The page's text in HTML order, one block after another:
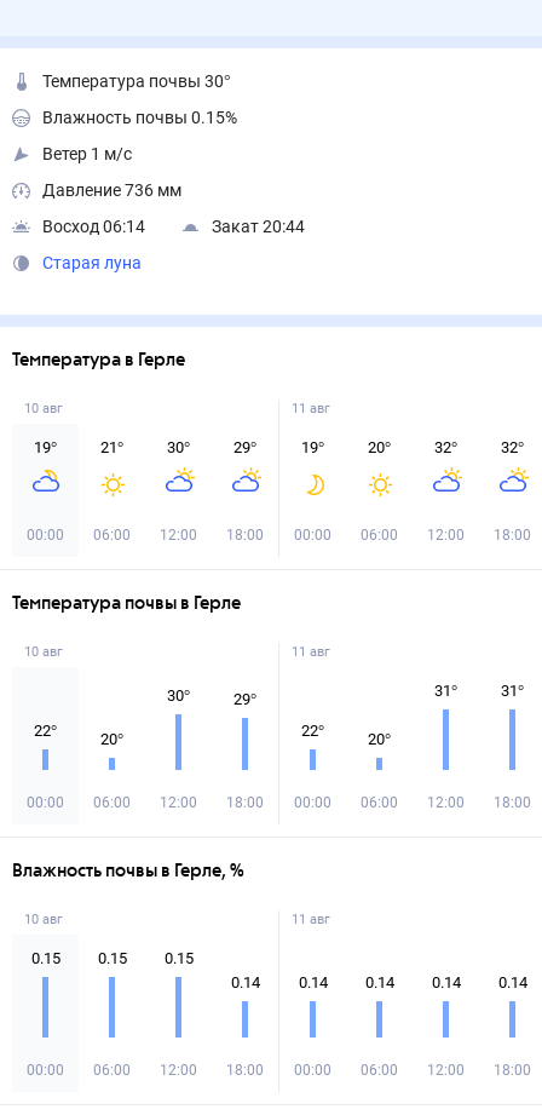
Температура почвы 30°
Влажность почвы 0.15%
Ветер 1 м/с
Давление 736 мм
Восход 06:14
Закат 20:44
Старая луна
Температура в Герле
10 авг
19°
00:00
21°
06:00
30°
12:00
29°
18:00
11 авг
19°
00:00
20°
06:00
32°
12:00
32°
18:00
Температура почвы в Герле
10 авг
22°
00:00
20°
06:00
30°
12:00
29°
18:00
11 авг
22°
00:00
20°
06:00
31°
12:00
31°
18:00
Влажность почвы в Герле, %
10 авг
0.15
00:00
0.15
06:00
0.15
12:00
0.14
18:00
11 авг
0.14
00:00
0.14
06:00
0.14
12:00
0.14
18:00